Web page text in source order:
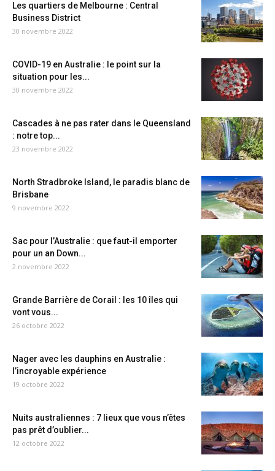
Les quartiers de Melbourne : Central
Business District
30 novembre 2022
COVID-19 en Australie : le point sur la
situation pour les...
30 novembre 2022
Cascades à ne pas rater dans le Queensland
: notre top...
23 novembre 2022
North Stradbroke Island, le paradis blanc de
Brisbane
9 novembre 2022
Sac pour l’Australie : que faut-il emporter
pour un an Down...
2 novembre 2022
Grande Barrière de Corail : les 10 îles qui
vont vous...
26 octobre 2022
Nager avec les dauphins en Australie :
l’incroyable expérience
19 octobre 2022
Nuits australiennes : 7 lieux que vous n’êtes
pas prêt d’oublier...
12 octobre 2022